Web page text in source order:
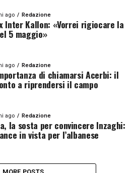
ago Redazione
Inter Kallon: «Vorrei rigiocare la
5 maggio»
ago Redazione
di chiamarsi Acerbi: il
a riprendersi il campo
ago Redazione
la sosta per convincere Inzaghi:
in vista per l’albanese